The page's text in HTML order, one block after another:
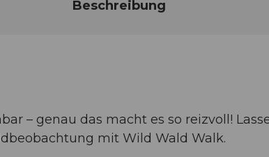
Beschreibung
– genau das macht es so reizvoll!
mit Wild Wald Walk.